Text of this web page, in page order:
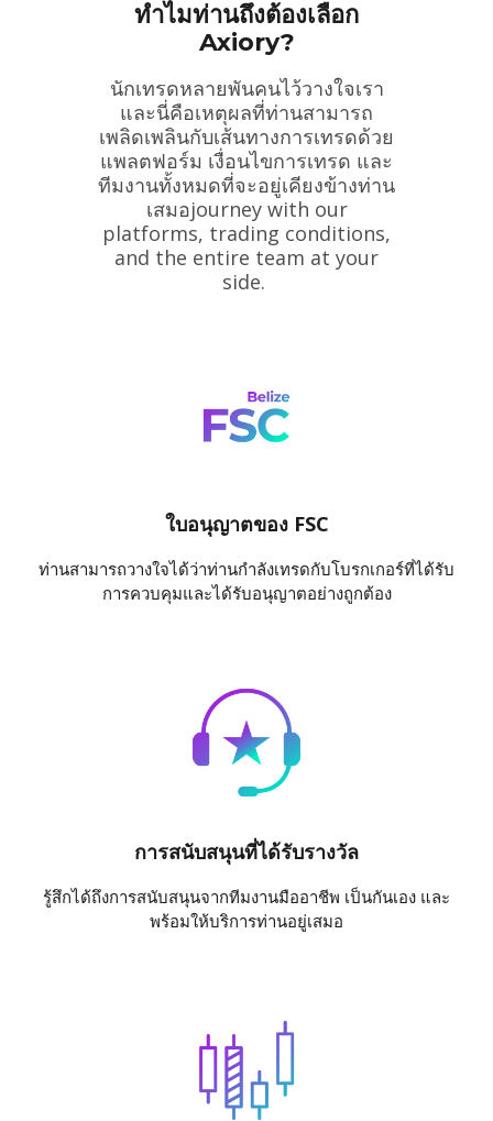
ทำไมท่านถึงต้องเลือก
Axiory?
นักเทรดหลายพันคนไว้วางใจเรา
และนี่คือเหตุผลที่ท่านสามารถ
เพลิดเพลินกับเส้นทางการเทรดด้วย
แพลตฟอร์ม เงื่อนไขการเทรด และ
ทีมงานทั้งหมดที่จะอยู่เคียงข้างท่าน
เสมอjourney with our
platforms, trading conditions,
and the entire team at your
side.
ใบอนุญาตของ FSC
ท่านสามารถวางใจได้ว่าท่านกำลังเทรดกับโบรกเกอร์ที่ได้รับ
การควบคุมและได้รับอนุญาตอย่างถูกต้อง
การสนับสนุนที่ได้รับรางวัล
รู้สึกได้ถึงการสนับสนุนจากทีมงานมืออาชีพ เป็นกันเอง และ
พร้อมให้บริการท่านอยู่เสมอ